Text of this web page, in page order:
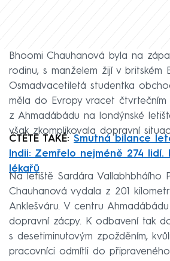
Bhoomi Chauhanová byla na
rodinu, s manželem žijí v britském
Osmadvacetiletá studentka
měla do Evropy vracet čtvrtečním
z Ahmadábádu na londýnské
však zkomplikovala dopravní
ČTĚTE TAKÉ: Smutná bilance
Indii: Zemřelo nejméně 274 lidí.
lékařů
Na letiště Sardára Vallabhbháího
Chauhanová vydala z 201
Anklešváru. V centru
dopravní zácpy. K odbavení tak
s desetiminutovým zpožděním,
pracovníci odmítli do